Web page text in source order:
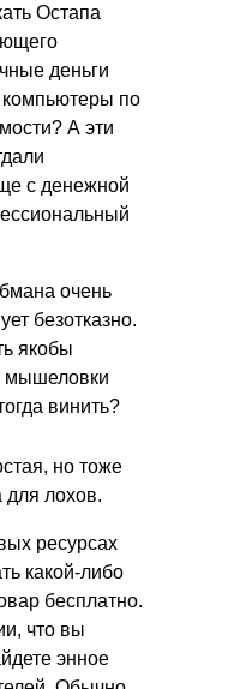
Остапа
деньги
по
А эти
с денежной
очень
безотказно.
якобы
мышеловки
винить?
но тоже
для лохов.
ресурсах
какой-либо
бесплатно.
что вы
энное